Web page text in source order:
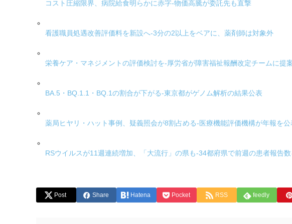
コスト圧縮限界、病院給食明らかに赤字-物価高騰が委託先も直撃
看護職員処遇改善評価料を新設へ-3分の2以上をベアに、薬剤師は対象外
栄養ケア・マネジメントの評価検討を-厚労省が障害福祉報酬改定チームに提
BA.5・BQ.1.1・BQ.1の割合が下がる-東京都がゲノム解析の結果公表
薬局ヒヤリ・ハット事例、疑義照会が8割占める-医療機能評価機構が年報を公
RSウイルスが11週連続増加、「大流行」の県も-34都府県で前週の患者報告数
Post Share Hatena Pocket RSS feedly